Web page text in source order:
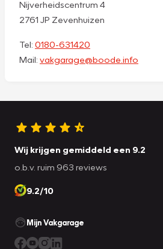
Nijverheidscentrum 4
2761 JP Zevenhuizen
Tel: 0180-631420
Mail: vakgarage@boode.info
Wij krijgen gemiddeld een 9.2
o.b.v. ruim 963 reviews
9.2/10
Mijn Vakgarage